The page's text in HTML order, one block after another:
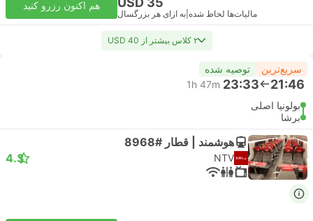
مالیات‌ها لحاظ شده به ازای هر بزرگسال
هم اکنون رزرو کنید
۲ کلاس بیشتر از USD 40
سریع‌ترین توصیه شده
21:46
23:33
1h 47m
بولونیا اصلی
برشا
هوشمند | قطار #8968
NTV
4.3